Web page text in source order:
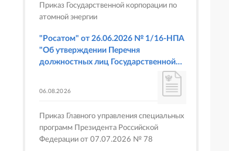
Приказ Государственной корпорации по
атомной энергии
"Росатом" от 26.06.2026 № 1/16-НПА
"Об утверждении Перечня
должностных лиц Государственной
корпорации по атомной энергии
предусмотренных статьями 6.3, 8.1,
9.4, 9.5 и 9.5.1, частью 3 статьи 9.16,
статьей 14.44, частью 1 статьи 19.4,
06.08.2026
Приказ Главного управления специальных
программ Президента Российской
Федерации от 07.07.2026 № 78